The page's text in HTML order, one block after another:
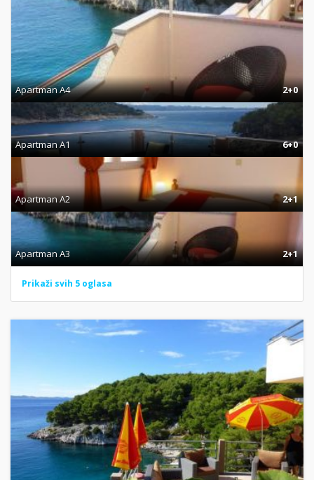
Apartman A4 2+0
Apartman A1 6+0
Apartman A2 2+1
Apartman A3 2+1
Prikaži svih 5 oglasa